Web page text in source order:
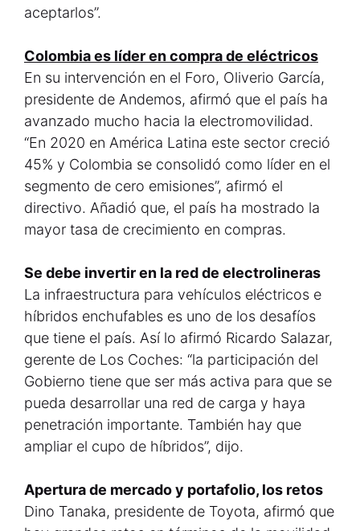
aceptarlos”.
Colombia es líder en compra de eléctricos
En su intervención en el Foro, Oliverio García,
presidente de Andemos, afirmó que el país ha
avanzado mucho hacia la electromovilidad.
“En 2020 en América Latina este sector creció
45% y Colombia se consolidó como líder en el
segmento de cero emisiones”, afirmó el
directivo. Añadió que, el país ha mostrado la
mayor tasa de crecimiento en compras.
Se debe invertir en la red de electrolineras
La infraestructura para vehículos eléctricos e
híbridos enchufables es uno de los desafíos
que tiene el país. Así lo afirmó Ricardo Salazar,
gerente de Los Coches: “la participación del
Gobierno tiene que ser más activa para que se
pueda desarrollar una red de carga y haya
penetración importante. También hay que
ampliar el cupo de híbridos”, dijo.
Apertura de mercado y portafolio, los retos
Dino Tanaka, presidente de Toyota, afirmó que